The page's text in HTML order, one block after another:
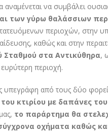
να συμβάλει
των γύρω θαλάσσιων
περιοχών, στην
καθώς και στην
Σταθμού στα Αντικύθηρα,
περιοχή.
από τους δύο
κτιρίου με δαπάνες
το παράρτημα θα
οχήματα καθώς